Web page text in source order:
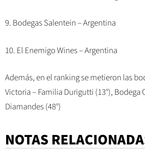
9. Bodegas Salentein – Argentina
10. El Enemigo Wines – Argentina
Además, en el ranking se metieron las
Victoria – Familia Durigutti (13°), Bodega
Diamandes (48°)
NOTAS